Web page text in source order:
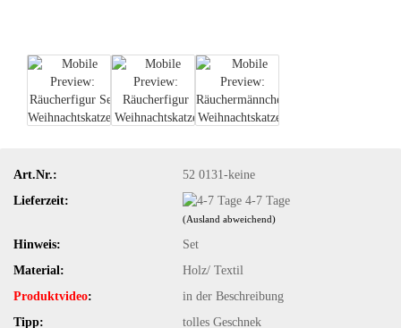
Art.Nr.:
52 0131-keine
Lieferzeit:
4-7 Tage
(Ausland abweichend)
Hinweis:
Set
Material:
Holz/ Textil
Produktvideo:
in der Beschreibung
Tipp:
tolles Geschnek